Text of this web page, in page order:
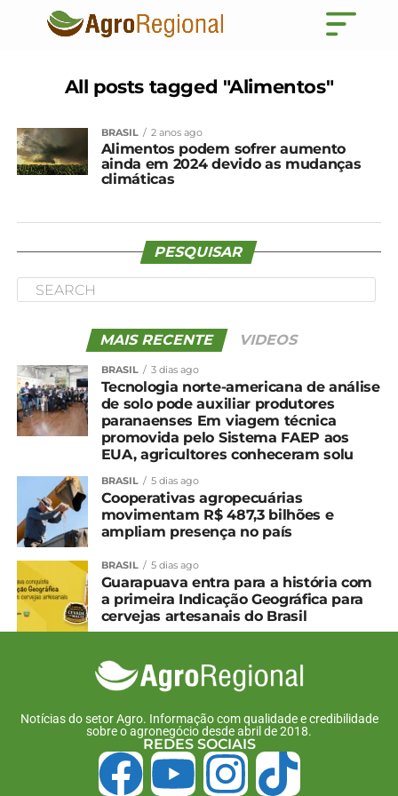
All posts tagged "Alimentos"
BRASIL 2 anos ago
Alimentos podem sofrer aumento
ainda em 2024 devido as mudanças
climáticas
PESQUISAR
MAIS RECENTE VIDEOS
BRASIL 3 dias ago
Tecnologia norte-americana de análise
de solo pode auxiliar produtores
paranaenses Em viagem técnica
promovida pelo Sistema FAEP aos
EUA, agricultores conheceram solu
BRASIL 5 dias ago
Cooperativas agropecuárias
movimentam R$ 487,3 bilhões e
ampliam presença no país
BRASIL 5 dias ago
Guarapuava entra para a história com
a primeira Indicação Geográfica para
cervejas artesanais do Brasil
Notícias do setor Agro. Informação com qualidade e credibilidade
sobre o agronegócio desde abril de 2018.
REDES SOCIAIS